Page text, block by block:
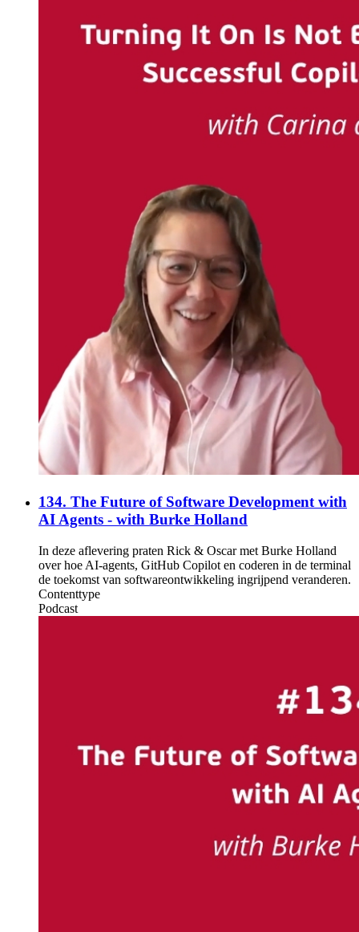
134. The Future of Software Development with
AI Agents - with Burke Holland
In deze aflevering praten Rick & Oscar met Burke Holland
over hoe AI-agents, GitHub Copilot en coderen in de terminal
de toekomst van softwareontwikkeling ingrijpend veranderen.
Contenttype
Podcast